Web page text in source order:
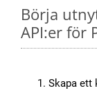
Börja
API:er för
Skapa ett